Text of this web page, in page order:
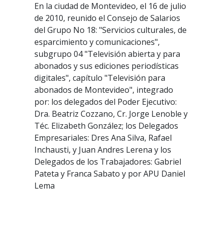
En la ciudad de Montevideo, el 16 de julio
de 2010, reunido el Consejo de Salarios
del Grupo No 18: "Servicios culturales, de
esparcimiento y comunicaciones",
subgrupo 04 "Televisión abierta y para
abonados y sus ediciones periodísticas
digitales", capítulo "Televisión para
abonados de Montevideo", integrado
por: los delegados del Poder Ejecutivo:
Dra. Beatriz Cozzano, Cr. Jorge Lenoble y
Téc. Elizabeth González; los Delegados
Empresariales: Dres Ana Silva, Rafael
Inchausti, y Juan Andres Lerena y los
Delegados de los Trabajadores: Gabriel
Pateta y Franca Sabato y por APU Daniel
Lema